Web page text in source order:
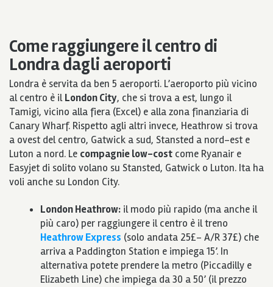
Come raggiungere il centro di
Londra dagli aeroporti
Londra è servita da ben 5 aeroporti. L’aeroporto più vicino
al centro è ilLondon City, che si trova a est, lungo il
Tamigi, vicino alla fiera (Excel) e alla zona finanziaria di
Canary Wharf. Rispetto agli altri invece, Heathrow si trova
a ovest del centro, Gatwick a sud, Stansted a nord-est e
Luton a nord. Le compagnie low-cost come Ryanair e
Easyjet di solito volano su Stansted, Gatwick o Luton. Ita ha
voli anche su London City.
London Heathrow: il modo più rapido (ma anche il
più caro) per raggiungere il centro è il treno
Heathrow Express (solo andata 25£- A/R 37£) che
arriva a Paddington Station e impiega 15’. In
alternativa potete prendere la metro (Piccadilly e
Elizabeth Line) che impiega da 30 a 50’ (il prezzo